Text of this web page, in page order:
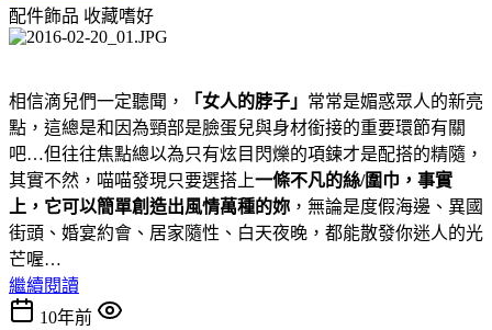
配件飾品 收藏嗜好
相信滴兒們一定聽聞， 「女人的脖子」 常常是媚惑眾人的新亮
點，這總是和因為頸部是臉蛋兒與身材銜接的重要環節有關
吧…但往往焦點總以為只有炫目閃爍的項鍊才是配搭的精隨，
其實不然，喵喵發現只要選搭上一條不凡的絲/圍巾，事實
上，它可以簡單創造出風情萬種的妳 ，無論是度假海邊、異國
街頭、婚宴約會、居家隨性、白天夜晚，都能散發你迷人的光
芒喔…
繼續閱讀
10年前